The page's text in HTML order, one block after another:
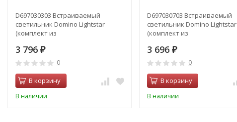
D697030303 Встраиваемый
светильник Domino Lightstar
(комплект из
3 796 ₽
0
В корзину
В наличии
D697030703 Встраиваемый
светильник Domino Lightstar
(комплект из
3 696 ₽
0
В корзину
В наличии